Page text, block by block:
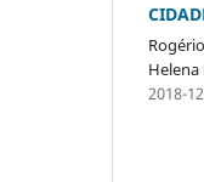
2018-